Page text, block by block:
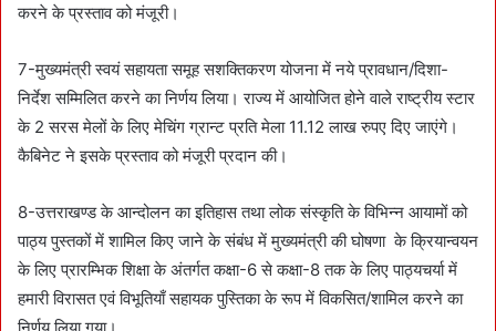
करने के प्रस्ताव को मंजूरी।
7-मुख्यमंत्री स्वयं सहायता समूह सशक्तिकरण योजना में नये प्रावधान/दिशा-
निर्देश सम्मिलित करने का निर्णय लिया। राज्य में आयोजित होने वाले राष्ट्रीय स्टार
के 2 सरस मेलों के लिए मेचिंग ग्रान्ट प्रति मेला 11.12 लाख रुपए दिए जाएंगे।
कैबिनेट ने इसके प्रस्ताव को मंजूरी प्रदान की।
8-उत्तराखण्ड के आन्दोलन का इतिहास तथा लोक संस्कृति के विभिन्न आयामों को
पाठ्य पुस्तकों में शामिल किए जाने के संबंध में मुख्यमंत्री की घोषणा के क्रियान्वयन
के लिए प्रारम्भिक शिक्षा के अंतर्गत कक्षा-6 से कक्षा-8 तक के लिए पाठ्यचर्या में
हमारी विरासत एवं विभूतियाँ सहायक पुस्तिका के रूप में विकसित/शामिल करने का
निर्णय लिया गया।